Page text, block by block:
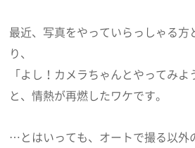
最近、写真をやっていらっしゃる方
り、
「よし！カメラちゃんとやってみよ
と、情熱が再燃したワケです。
…とはいっても、オートで撮る以外